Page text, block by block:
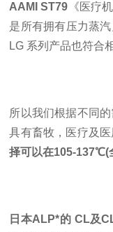
AAMI ST79 《医疗
是所有拥有压力蒸
LG 系列产品也符合
所以我们根据不同
具有畜牧，医疗及
择可以在105-137℃(
日本ALP*的 CL及